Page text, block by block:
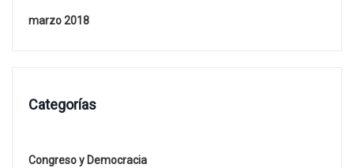
marzo 2018
Categorías
Congreso y Democracia